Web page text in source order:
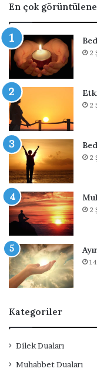
En çok
2
2
2
2
Kategoriler
Dilek Duaları
Muhabbet Duaları